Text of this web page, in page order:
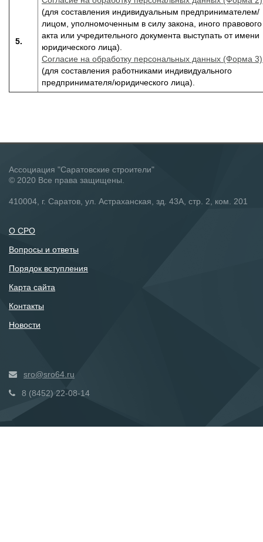
5.
(для составления индивидуальным предпринимателем/
лицом, уполномоченным в силу закона, иного правового
акта или учредительного документа выступать от имени
юридического лица).
Согласие на обработку персональных данных (Форма 3)
(для составления работниками индивидуального
предпринимателя/юридического лица).
Ассоциация "Саратовские строители"
© 2020 Все права защищены.
410004, г. Саратов, ул. Астраханская, зд. 43А, стр. 2, ком. 201
О СРО
Вопросы и ответы
Порядок вступления
Карта сайта
Контакты
Новости
sro@sro64.ru
8 (8452) 22-08-14